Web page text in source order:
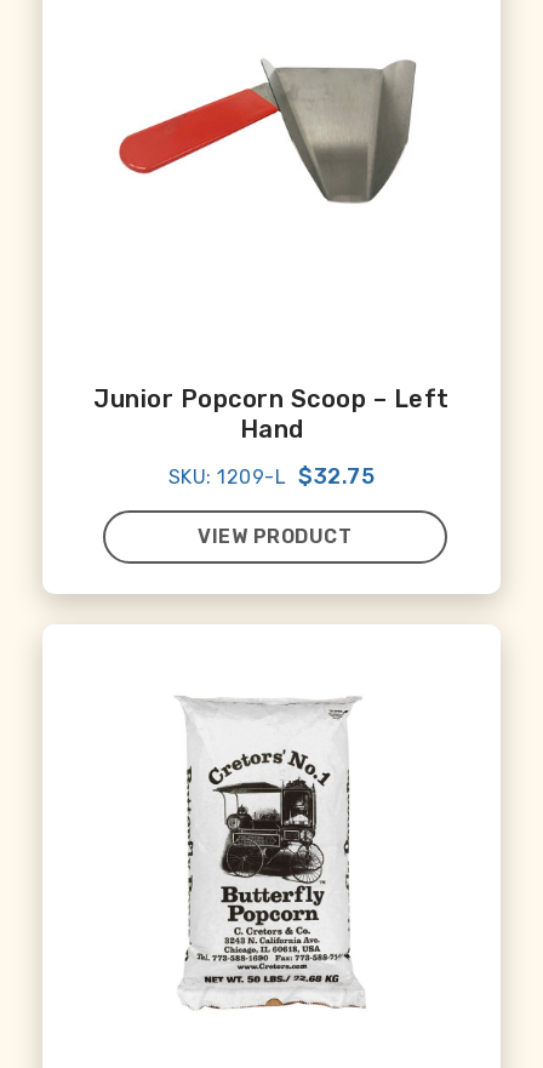
Junior Popcorn Scoop – Left
Hand
SKU: 1209-L $32.75
VIEW PRODUCT